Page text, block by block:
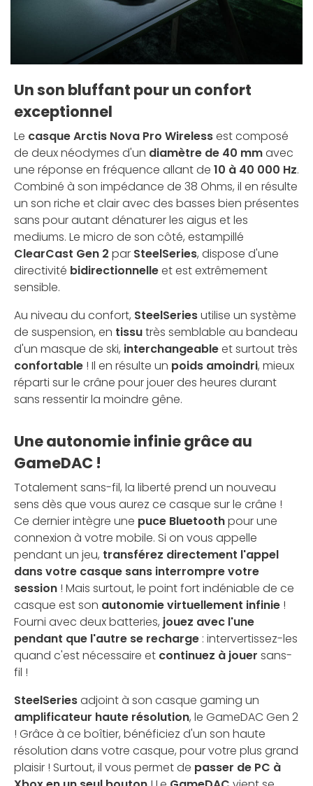
Un son bluffant pour un confort
exceptionnel
Le casque Arctis Nova Pro Wirelessest composé
de deux néodymes d'un diamètre de 40 mmavec
une réponse en fréquence allant de 10 à 40 000 Hz.
Combiné à son impédance de 38 Ohms, il en résulte
un son riche et clair avec des basses bien présentes
sans pour autant dénaturer les aigus et les
mediums. Le micro de son côté, estampillé
ClearCast Gen 2 par SteelSeries, dispose d'une
directivité bidirectionnelleet est extrêmement
sensible.
Au niveau du confort, SteelSeriesutilise un système
de suspension, en tissutrès semblable au bandeau
d'un masque de ski, interchangeableet surtout très
confortable ! Il en résulte un poids amoindri, mieux
réparti sur le crâne pour jouer des heures durant
sans ressentir la moindre gêne.
Une autonomie infinie grâce au
GameDAC !
Totalement sans-fil, la liberté prend un nouveau
sens dès que vous aurez ce casque sur le crâne !
Ce dernier intègre une puce Bluetoothpour une
connexion à votre mobile. Si on vous appelle
pendant un jeu, transférez directement l'appel
dans votre casque sans interrompre votre
session ! Mais surtout, le point fort indéniable de ce
casque est son autonomie virtuellement infinie !
Fourni avec deux batteries, jouez avec l'une
pendant que l'autre se recharge : intervertissez-les
quand c'est nécessaire et continuez à jouer sans-
fil !
SteelSeriesadjoint à son casque gaming un
amplificateur haute résolution, le GameDAC Gen 2
! Grâce à ce boîtier, bénéficiez d'un son haute
résolution dans votre casque, pour votre plus grand
plaisir ! Surtout, il vous permet de passer de PC à